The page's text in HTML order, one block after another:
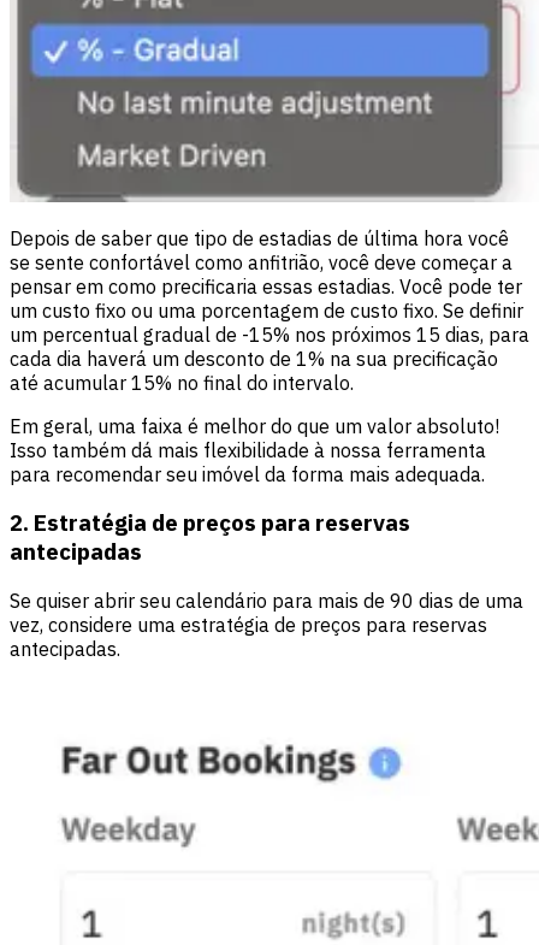
Depois de saber que tipo de estadias de última hora você
se sente confortável como anfitrião, você deve começar a
pensar em como precificaria essas estadias. Você pode ter
um custo fixo ou uma porcentagem de custo fixo. Se definir
um percentual gradual de -15% nos próximos 15 dias, para
cada dia haverá um desconto de 1% na sua precificação
até acumular 15% no final do intervalo.
Em geral, uma faixa é melhor do que um valor absoluto!
Isso também dá mais flexibilidade à nossa ferramenta
para recomendar seu imóvel da forma mais adequada.
2. Estratégia de preços para reservas
antecipadas
Se quiser abrir seu calendário para mais de 90 dias de uma
vez, considere uma estratégia de preços para reservas
antecipadas.